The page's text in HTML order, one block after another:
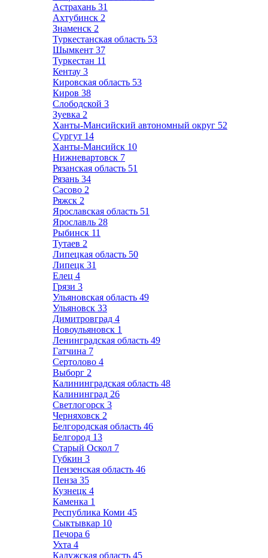
Астрахань 31
Ахтубинск 2
Знаменск 2
Туркестанская область 53
Шымкент 37
Туркестан 11
Кентау 3
Кировская область 53
Киров 38
Слободской 3
Зуевка 2
Ханты-Мансийский автономный округ 52
Сургут 14
Ханты-Мансийск 10
Нижневартовск 7
Рязанская область 51
Рязань 34
Сасово 2
Ряжск 2
Ярославская область 51
Ярославль 28
Рыбинск 11
Тутаев 2
Липецкая область 50
Липецк 31
Елец 4
Грязи 3
Ульяновская область 49
Ульяновск 33
Димитровград 4
Новоульяновск 1
Ленинградская область 49
Гатчина 7
Сертолово 4
Выборг 2
Калининградская область 48
Калининград 26
Светлогорск 3
Черняховск 2
Белгородская область 46
Белгород 13
Старый Оскол 7
Губкин 3
Пензенская область 46
Пенза 35
Кузнецк 4
Каменка 1
Республика Коми 45
Сыктывкар 10
Печора 6
Ухта 4
Калужская область 45